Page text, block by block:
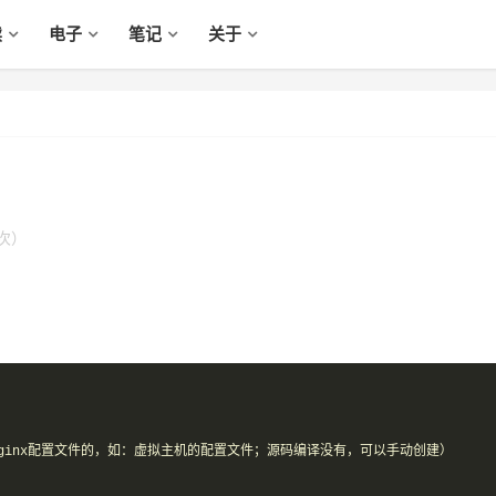
电子 笔记 关于
）
置文件的，如：虚拟主机的配置文件；源码编译没有，可以手动创建）